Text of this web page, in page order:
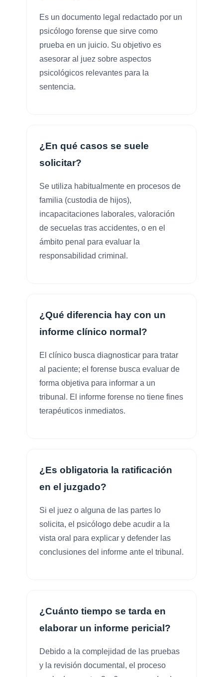
Es un documento legal redactado por un
psicólogo forense que sirve como
prueba en un juicio. Su objetivo es
asesorar al juez sobre aspectos
psicológicos relevantes para la
sentencia.
¿En qué casos se suele
solicitar?
Se utiliza habitualmente en procesos de
familia (custodia de hijos),
incapacitaciones laborales, valoración
de secuelas tras accidentes, o en el
ámbito penal para evaluar la
responsabilidad criminal.
¿Qué diferencia hay con un
informe clínico normal?
El clínico busca diagnosticar para tratar
al paciente; el forense busca evaluar de
forma objetiva para informar a un
tribunal. El informe forense no tiene fines
terapéuticos inmediatos.
¿Es obligatoria la ratificación
en el juzgado?
Si el juez o alguna de las partes lo
solicita, el psicólogo debe acudir a la
vista oral para explicar y defender las
conclusiones del informe ante el tribunal.
¿Cuánto tiempo se tarda en
elaborar un informe pericial?
Debido a la complejidad de las pruebas
y la revisión documental, el proceso